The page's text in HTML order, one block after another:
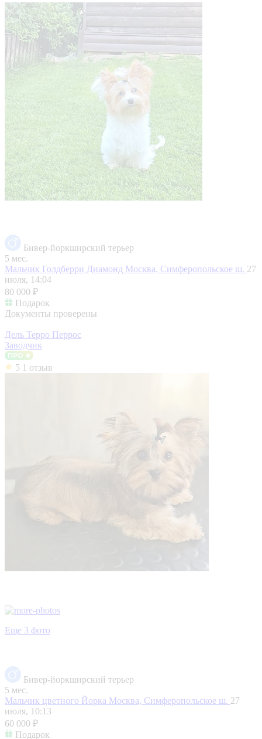
Бивер-йоркширский терьер
5 мес.
Мальчик Голдберри Диамонд Москва, Симферопольское ш. 27
июля, 14:04
80 000 ₽
Подарок
Документы проверены
Дель Терро Перрос
Заводчик
5 1 отзыв
Еще 3 фото
Бивер-йоркширский терьер
5 мес.
Мальчик цветного Йорка Москва, Симферопольское ш. 27
июля, 10:13
60 000 ₽
Подарок